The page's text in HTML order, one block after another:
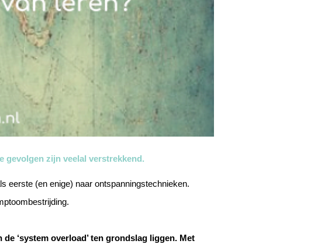
gevolgen zijn veelal verstrekkend.
eerste (en enige) naar ontspanningstechnieken.
‘system overload’ ten grondslag liggen. Met